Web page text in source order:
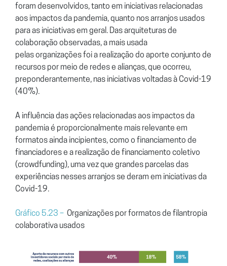
foram desenvolvidos, tanto em iniciativas relacionadas
aos impactos da pandemia, quanto nos arranjos usados
para as iniciativas em geral. Das arquiteturas de
colaboração observadas, a mais usada
pelasorganizações foi a realização do aporte conjunto de
recursos por meio de redes e alianças, que ocorreu,
preponderantemente, nas iniciativas voltadas à Covid-19
(40%).
A influência das ações relacionadas aos impactos da
pandemia é proporcionalmente mais relevante em
formatos ainda incipientes,como o financiamento de
financiadores e a realização de financiamento coletivo
(crowdfunding), uma vez que grandes parcelas das
experiências nesses arranjos se deram em iniciativas da
Covid-19.
Gráfico 5.23 – Organizações por formatos de filantropia
colaborativa usados